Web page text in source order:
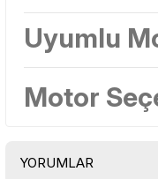
Uyumlu
Motor
YORUMLAR